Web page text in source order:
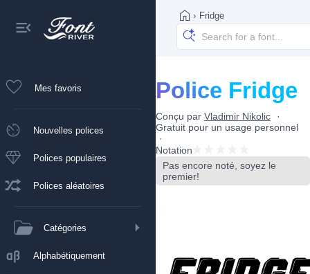
Mes favoris
Nouvelles polices
Polices populaires
Polices aléatoires
Catégories
Alphabétiquement
› Fridge
Police Fridge
Conçu par Vladimir Nikolic
Gratuit pour un usage personnel
Notation
Pas encore noté, soyez le
premier!